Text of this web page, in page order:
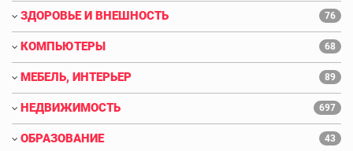
ЗДОРОВЬЕ И ВНЕШНОСТЬ 76
КОМПЬЮТЕРЫ 68
МЕБЕЛЬ, ИНТЕРЬЕР 89
НЕДВИЖИМОСТЬ 697
ОБРАЗОВАНИЕ 43